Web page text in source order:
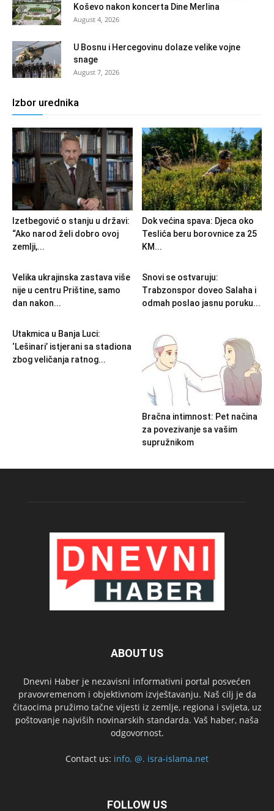
Koševo nakon koncerta Dine Merlina
August 4, 2026
U Bosnu i Hercegovinu dolaze velike vojne
snage
August 7, 2026
Izbor urednika
Izetbegović o stanju u državi:
“Ako narod želi dobro ovoj
zemlji,...
Dok većina spava: Djeca oko
Teslića beru borovnice za 25
KM...
Velika ukrajinska zastava više
nije u centru Prištine, samo
dan nakon...
Snovi se ostvaruju:
Trabzonspor doveo Salaha i
odmah poslao jasnu poruku...
Utakmica u Banja Luci:
‘Lešinari’ istjerani sa stadiona
zbog veličanja ratnog...
Bračna intimnost: Pet načina
za povezivanje sa vašim
supružnikom
ABOUT US
Dnevni Haber je nezavisni informativni portal posvećen
pravovremenom i objektivnom izvještavanju. Naš cilj je da
čitaocima pružimo tačne vijesti iz zemlje, regiona i svijeta, uz
poštovanje najviših novinarskih standarda. Vaš haber, naša
odgovornost.
Contact us: info. @. isra-islama.net
FOLLOW US